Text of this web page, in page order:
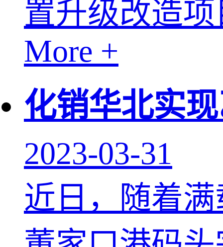
置升级改造
More +
化销华北实
2023-03-31
近日，随着